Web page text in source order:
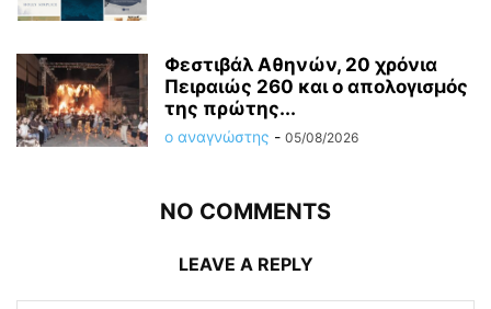
Φεστιβάλ Αθηνών, 20 χρόνια
Πειραιώς 260 και ο απολογισμός
της πρώτης...
ο αναγνώστης - 05/08/2026
NO COMMENTS
LEAVE A REPLY